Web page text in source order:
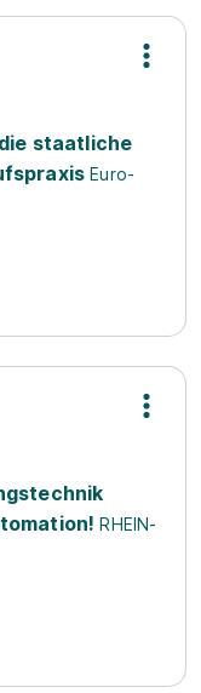
staatliche
Euro-
RHEIN-